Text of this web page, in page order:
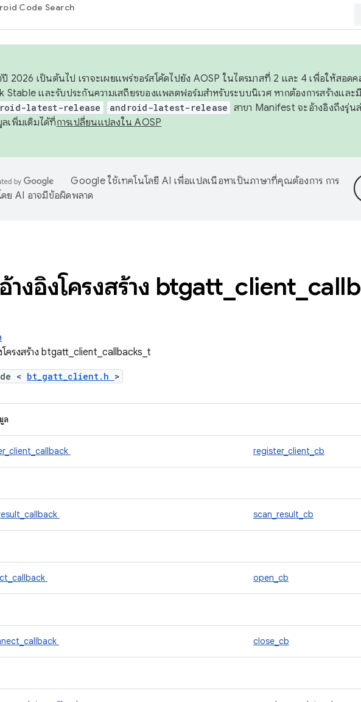
Code Search
2026 เป็นต้นไป เราจะเผยแพร่ซอร์สโค้ดไปยัง AOSP ในไตรมาสที่ 2 และ 4 เพื่อให้สอด
Stable และรับประกันความเสถียรของแพลตฟอร์มสำหรับระบบนิเวศ หากต้องการสร้างและ
latest-release android-latest-release สาขา Manifest จะอ้างอิงถึงรุ่
เพิ่มเติมได้ที่การเปลี่ยนแปลงใน AOSP
Google ใช้เทคโนโลยี AI เพื่อแปลเนื้อหาเป็นภาษาที่คุณต้องการ การ
ย AI อาจมีข้อผิดพลาด
างอิงโครงสร้าง btgatt client
โครงสร้าง btgatt_client_callbacks_t
< bt_gatt_client.h >
ล
register_client_cb
scan_result_cb
open_cb
close_cb